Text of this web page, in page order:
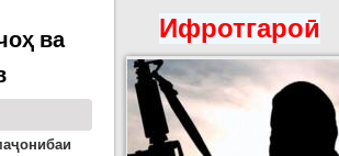
ва
Ифротгароӣ